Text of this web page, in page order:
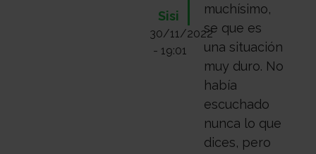
Sisi
30/11/2022
- 19:01
muchísimo,
se que es
una situación
muy duro. No
había
escuchado
nunca lo que
dices, pero